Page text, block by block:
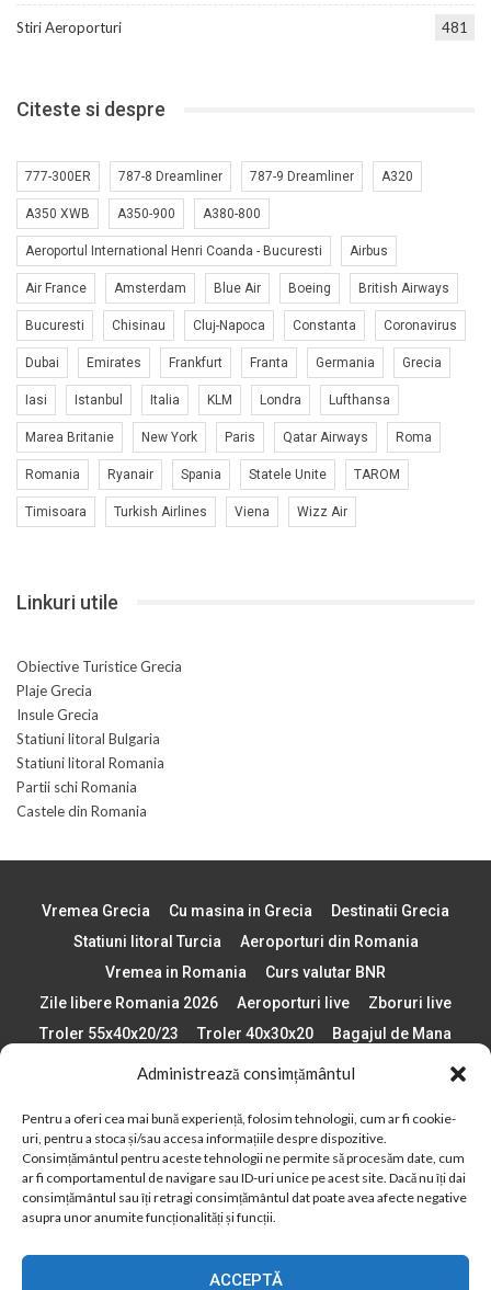
Administrează consimțământul
Pentru a oferi cea mai bună experiență, folosim tehnologii, cum ar fi cookie-
uri, pentru a stoca și/sau accesa informațiile despre dispozitive.
Consimțământul pentru aceste tehnologii ne permite să procesăm date, cum
ar fi comportamentul de navigare sau ID-uri unice pe acest site. Dacă nu îți dai
consimțământul sau îți retragi consimțământul dat poate avea afecte negative
asupra unor anumite funcționalități și funcții.
ACCEPTĂ
Stiri Aeroporturi 481
Citeste si despre
777-300ER 787-8 Dreamliner 787-9 Dreamliner A320
A350 XWB A350-900 A380-800
Aeroportul International Henri Coanda - Bucuresti Airbus
Air France Amsterdam Blue Air Boeing British Airways
Bucuresti Chisinau Cluj-Napoca Constanta Coronavirus
Dubai Emirates Frankfurt Franta Germania Grecia
Iasi Istanbul Italia KLM Londra Lufthansa
Marea Britanie New York Paris Qatar Airways Roma
Romania Ryanair Spania Statele Unite TAROM
Timisoara Turkish Airlines Viena Wizz Air
Linkuri utile
Obiective Turistice Grecia
Plaje Grecia
Insule Grecia
Statiuni litoral Bulgaria
Statiuni litoral Romania
Partii schi Romania
Castele din Romania
Vremea Grecia Cu masina in Grecia
Destinatii Grecia
Statiuni litoral Turcia
Aeroporturi din Romania
Vremea in Romania
Curs valutar BNR
Zile libere Romania 2026
Aeroporturi live
Zboruri live
Troler 55x40x20/23
Troler 40x30x20
Bagajul de Mana
Paste 2026
Cele mai bune telefoane
Plaje din Europa
Concerte Romania 2025
Asigurare de calatorie
Când se schimba ora în 2026
Calendar Formula 1 sezon 2026
Boarding Pass
Despre AirlinesTravel.ro
Politică cookie-uri (UE)
Cookie Policy (AU)
Politică cookie-uri (ZA)